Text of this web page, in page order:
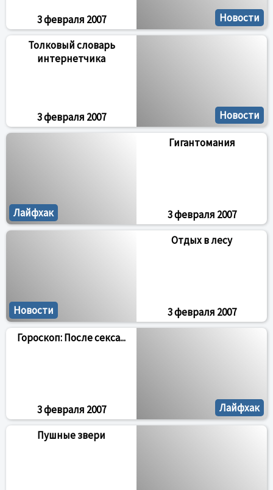
Новости
3 февраля 2007
Новости
Толковый словарь
интернетчика
3 февраля 2007
Лайфхак
Гигантомания
3 февраля 2007
Новости
Отдых в лесу
3 февраля 2007
Лайфхак
Гороскоп: После секса...
3 февраля 2007
Пушные звери